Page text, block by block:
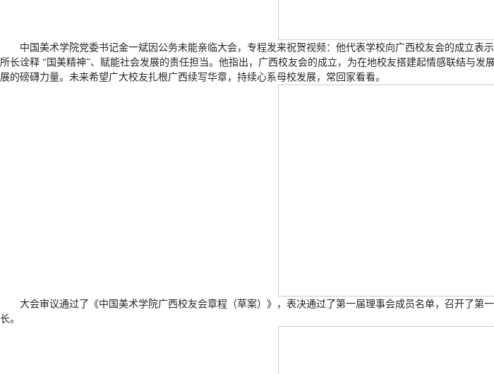
中国美术学院党委书记金一斌因公务未能亲临大会，专程发来祝贺视频：他代表学校向广西校友会的成立
所长诠释 “国美精神”、赋能社会发展的责任担当。他指出，广西校友会的成立，为在地校友搭建起情感联结与
展的磅礴力量。未来希望广大校友扎根广西续写华章，持续心系母校发展，常回家看看。
大会审议通过了《中国美术学院广西校友会章程（草案）》，表决通过了第一届理事会成员名单，召开了
长。